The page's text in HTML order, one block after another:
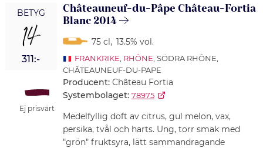
BETYG
14
311:-
Ej prisvärt
Châteauneuf-du-Pâpe Château-Fortia
Blanc 2014
75 cl, 13.5% vol.
FRANKRIKE RHÔNE , SÖDRA RHÔNE,
CHÂTEAUNEUF-DU-PAPE
Producent: Château Fortia
Systembolaget: 78975
Medelfyllig doft av citrus, gul melon, vax,
persika, tvål och harts. Ung, torr smak med
"grön" fruktsyra, lätt sammandragande